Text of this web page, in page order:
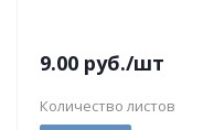
9.00 руб./шт
Количество листов